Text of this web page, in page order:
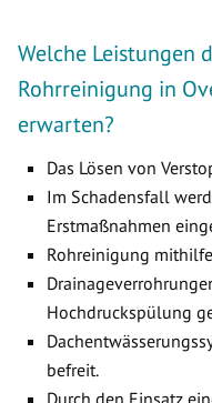
Welche Leistungen
Rohrreinigung in
erwarten?
Das Lösen von
Im Schadensfall
Erstmaßnahmen
Rohreinigung
Hochdruckspülung
befreit.